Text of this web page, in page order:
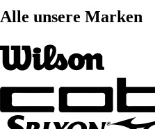
Alle unsere Marken